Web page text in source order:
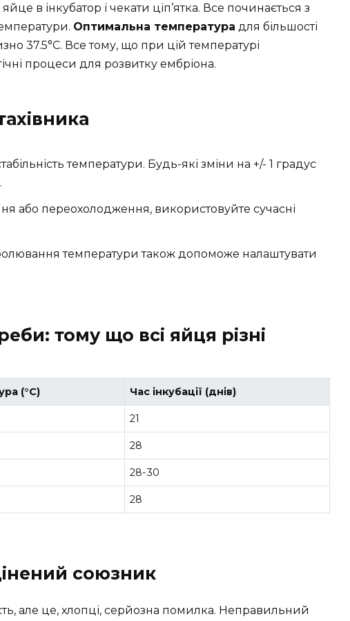
в інкубатор і чекати ціп’ятка. Все починається з
Оптимальна температура для більшості
37.5°C. Все тому, що при цій температурі
процеси для розвитку ембріона.
температури. Будь-які зміни на +/- 1 градус
або переохолодження, використовуйте сучасні
температури також допоможе налаштувати
тому що всі яйця різні
(°C) Час інкубації (днів)
21
28
28-30
28
союзник
але це, хлопці, серйозна помилка. Неправильний